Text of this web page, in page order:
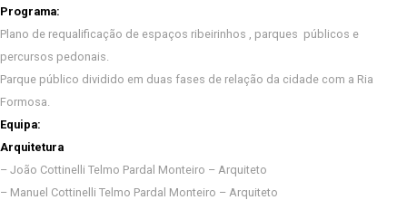
Programa:
Plano de requalificação de espaços ribeirinhos , parques públicos e
percursos pedonais.
Parque público dividido em duas fases de relação da cidade com a Ria
Formosa.
Equipa:
Arquitetura
– João Cottinelli Telmo Pardal Monteiro – Arquiteto
– Manuel Cottinelli Telmo Pardal Monteiro – Arquiteto